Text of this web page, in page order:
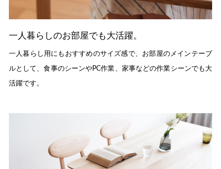
一人暮らしのお部屋でも大活躍。
一人暮らし用にもおすすめのサイズ感で、お部屋のメインテーブ
ルとして、食事のシーンやPC作業、家事などの作業シーンでも大
活躍です。